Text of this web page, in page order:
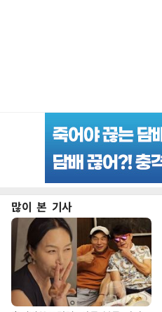
많이 본 기사